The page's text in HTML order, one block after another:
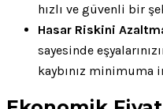
hızlı ve güvenli bir
Hasar Riskini
sayesinde
kaybınız minimuma